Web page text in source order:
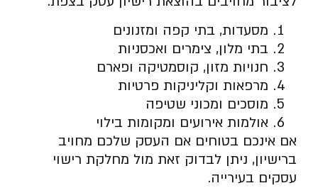
מסעדות, בתי קפה ומזנונים
בתי מלון, צימרים ואכסניות
חנויות מזון, קוסמטיקה ופארם
מרפאות וקליניקות פרטיות
מוסכים ומכוני שטיפה
אולמות אירועים ומקומות בילוי
אם אינכם בטוחים אם העסק שלכם מחויב
ברישיון, ניתן לבדוק זאת מול מחלקת רישוי
עסקים בעירייה.